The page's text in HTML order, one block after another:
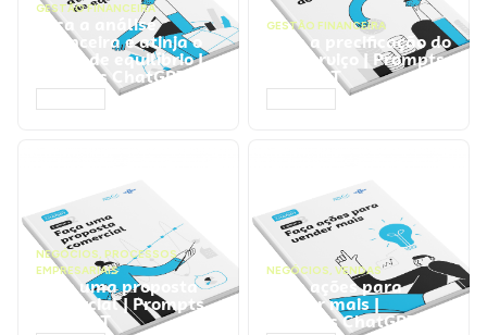
GESTÃO FINANCEIRA
Faça a análise
financeira e atinja o
ponto de equilíbrio |
Prompts ChatGPT
GESTÃO FINANCEIRA
Faça a precificação do
seu serviço | Prompts
ChatGPT
NEGÓCIOS, PROCESSOS
EMPRESARIAIS
Faça uma proposta
comercial | Prompts
ChatGPT
NEGÓCIOS, VENDAS
Faça ações para
vender mais |
Prompts ChatGPT